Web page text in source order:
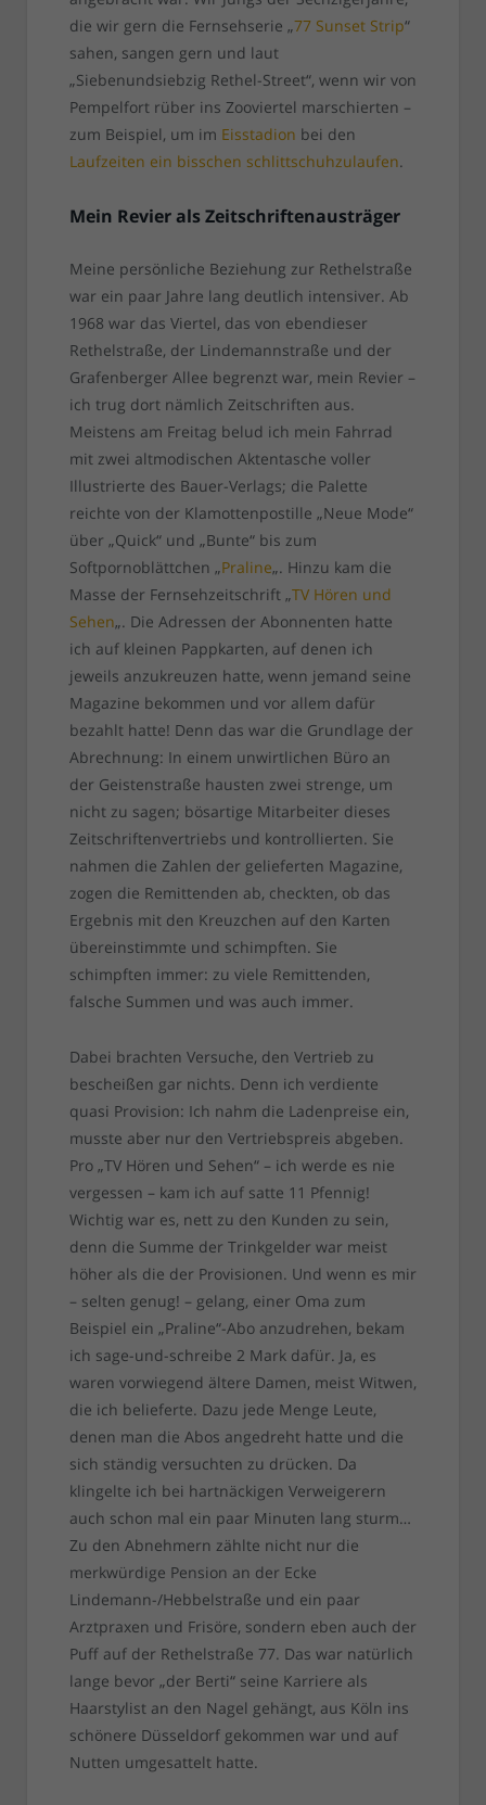
die wir gern die Fernsehserie „77 Sunset Strip“
sahen, sangen gern und laut
„Siebenundsiebzig Rethel-Street“, wenn wir von
Pempelfort rüber ins Zooviertel marschierten –
zum Beispiel, um im Eisstadion bei den
Laufzeiten ein bisschen schlittschuhzulaufen.
Mein Revier als Zeitschriftenausträger
Meine persönliche Beziehung zur Rethelstraße
war ein paar Jahre lang deutlich intensiver. Ab
1968 war das Viertel, das von ebendieser
Rethelstraße, der Lindemannstraße und der
Grafenberger Allee begrenzt war, mein Revier –
ich trug dort nämlich Zeitschriften aus.
Meistens am Freitag belud ich mein Fahrrad
mit zwei altmodischen Aktentasche voller
Illustrierte des Bauer-Verlags; die Palette
reichte von der Klamottenpostille „Neue Mode“
über „Quick“ und „Bunte“ bis zum
Softpornoblättchen „Praline„. Hinzu kam die
Masse der Fernsehzeitschrift „TV Hören und
Sehen„. Die Adressen der Abonnenten hatte
ich auf kleinen Pappkarten, auf denen ich
jeweils anzukreuzen hatte, wenn jemand seine
Magazine bekommen und vor allem dafür
bezahlt hatte! Denn das war die Grundlage der
Abrechnung: In einem unwirtlichen Büro an
der Geistenstraße hausten zwei strenge, um
nicht zu sagen; bösartige Mitarbeiter dieses
Zeitschriftenvertriebs und kontrollierten. Sie
nahmen die Zahlen der gelieferten Magazine,
zogen die Remittenden ab, checkten, ob das
Ergebnis mit den Kreuzchen auf den Karten
übereinstimmte und schimpften. Sie
schimpften immer: zu viele Remittenden,
falsche Summen und was auch immer.
Dabei brachten Versuche, den Vertrieb zu
bescheißen gar nichts. Denn ich verdiente
quasi Provision: Ich nahm die Ladenpreise ein,
musste aber nur den Vertriebspreis abgeben.
Pro „TV Hören und Sehen“ – ich werde es nie
vergessen – kam ich auf satte 11 Pfennig!
Wichtig war es, nett zu den Kunden zu sein,
denn die Summe der Trinkgelder war meist
höher als die der Provisionen. Und wenn es mir
– selten genug! – gelang, einer Oma zum
Beispiel ein „Praline“-Abo anzudrehen, bekam
ich sage-und-schreibe 2 Mark dafür. Ja, es
waren vorwiegend ältere Damen, meist Witwen,
die ich belieferte. Dazu jede Menge Leute,
denen man die Abos angedreht hatte und die
sich ständig versuchten zu drücken. Da
klingelte ich bei hartnäckigen Verweigerern
auch schon mal ein paar Minuten lang sturm…
Zu den Abnehmern zählte nicht nur die
merkwürdige Pension an der Ecke
Lindemann-/Hebbelstraße und ein paar
Arztpraxen und Frisöre, sondern eben auch der
Puff auf der Rethelstraße 77. Das war natürlich
lange bevor „der Berti“ seine Karriere als
Haarstylist an den Nagel gehängt, aus Köln ins
schönere Düsseldorf gekommen war und auf
Nutten umgesattelt hatte.